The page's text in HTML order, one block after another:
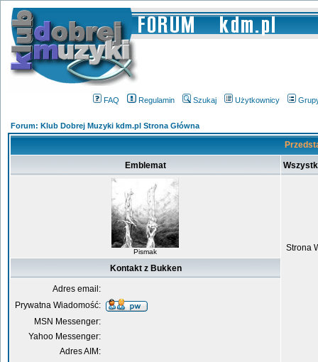
FAQ Regulamin Szukaj Użytkownicy
Forum: Klub Dobrej Muzyki kdm.pl Strona Główna
Emblemat
Pismak Strona
Kontakt z Bukken
Adres email:
Prywatna Wiadomość:
MSN Messenger:
Yahoo Messenger:
Adres AIM: